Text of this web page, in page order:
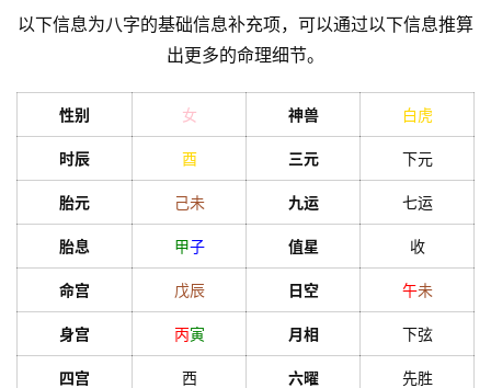
以下信息为八字的基础信息补充项，可以通过以下信息推算
出更多的命理细节。
性别 女 神兽 白虎
时辰 酉 三元 下元
胎元 己未 九运 七运
胎息 甲子 值星 收
命宫 戊辰 日空 午未
身宫 丙寅 月相 下弦
四宫 西 六曜 先胜